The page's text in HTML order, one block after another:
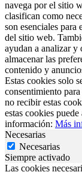
navega por el sitio
clasifican como
son esenciales
del sitio web.
ayudan a analizar y
almacenar las
contenido y
Estas cookies solo
consentimiento
no recibir estas
estas cookies
información: Más
Necesarias
Necesarias
Siempre activado
Las cookies